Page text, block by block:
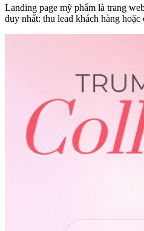
Landing page mỹ phẩm là trang
duy nhất: thu lead khách hàng hoặc